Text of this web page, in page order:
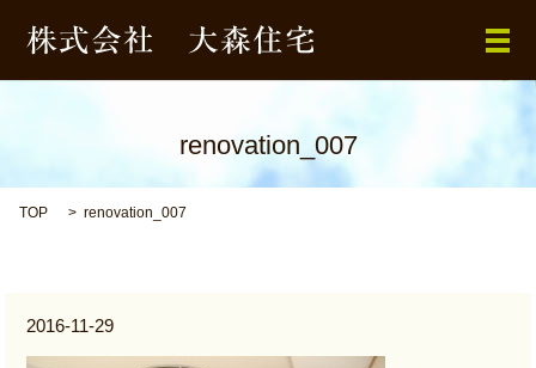
メ
renovation_007
TOP renovation_007
2016-11-29